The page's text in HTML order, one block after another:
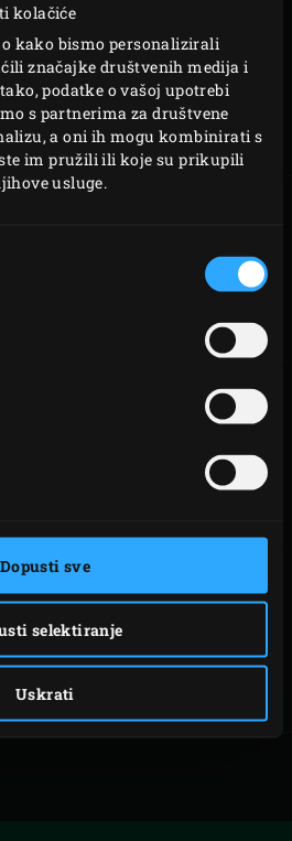
kolačiće
kako bismo personalizirali
značajke društvenih medija i
podatke o vašoj upotrebi
s partnerima za društvene
a oni ih mogu kombinirati s
im pružili ili koje su prikupili
usluge.
Dopusti sve
selektiranje
Uskrati
koristiti, očistiti i
u vodiču za brzi početak nudi
sljedeće stranice detaljno
svoj EGG kako biste
usluge i našeg jamstva.
SASTAVLJANJE
VAŠEG EGGA
ČIŠĆENJE EGGA
JAMSTVO